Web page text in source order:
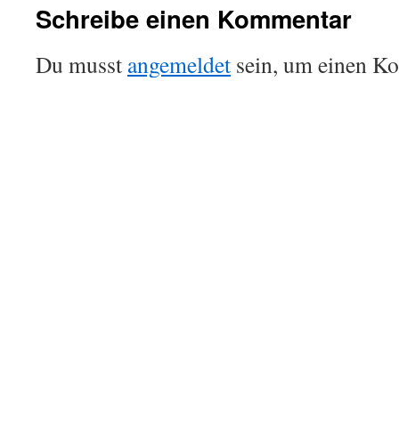
Schreibe einen Kommentar
Du musst angemeldet sein, um einen